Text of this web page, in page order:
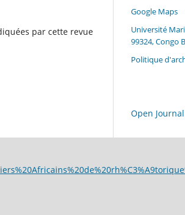
par cette revue
Google Maps
Université
99324, Congo
Politique
Open